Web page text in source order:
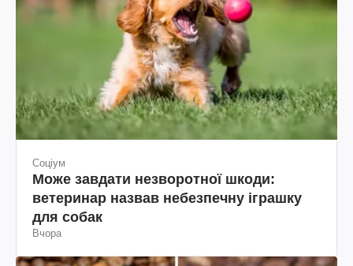
Соціум
Може завдати незворотної шкоди:
ветеринар назвав небезпечну іграшку
для собак
Вчора